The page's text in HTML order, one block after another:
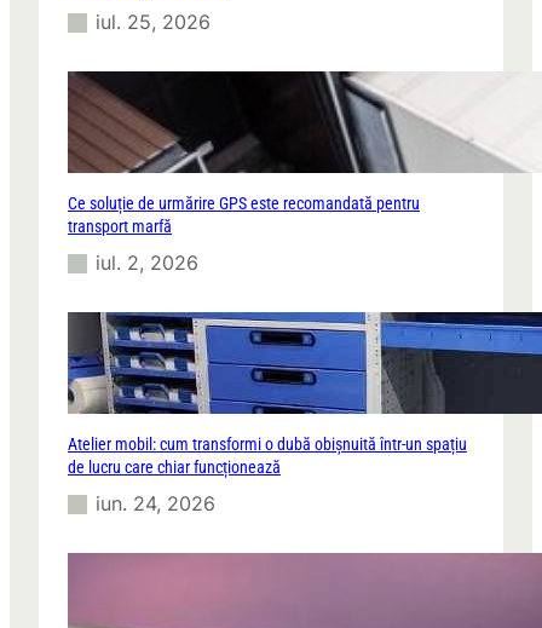
iul. 25, 2026
Ce soluție de urmărire GPS este recomandată pentru
transport marfă
iul. 2, 2026
Atelier mobil: cum transformi o dubă obișnuită într-un spațiu
de lucru care chiar funcționează
iun. 24, 2026